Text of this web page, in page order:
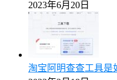
2023年6月20日
淘宝阿明查查工具是